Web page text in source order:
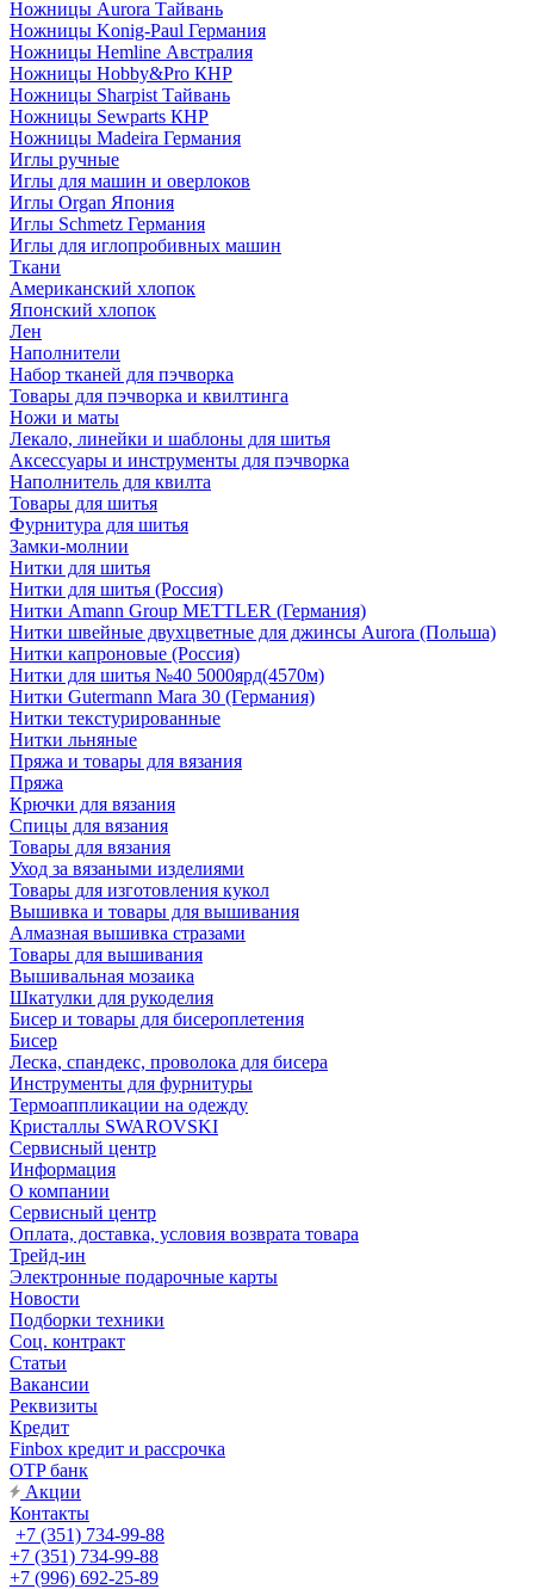
Ножницы Aurora Тайвань
Ножницы Konig-Paul Германия
Ножницы Hemline Австралия
Ножницы Hobby&Pro КНР
Ножницы Sharpist Тайвань
Ножницы Sewparts КНР
Ножницы Madeira Германия
Иглы ручные
Иглы для машин и оверлоков
Иглы Organ Япония
Иглы Schmetz Германия
Иглы для иглопробивных машин
Ткани
Американский хлопок
Японский хлопок
Лен
Наполнители
Набор тканей для пэчворка
Товары для пэчворка и квилтинга
Ножи и маты
Лекало, линейки и шаблоны для шитья
Аксессуары и инструменты для пэчворка
Наполнитель для квилта
Товары для шитья
Фурнитура для шитья
Замки-молнии
Нитки для шитья
Нитки для шитья (Россия)
Нитки Amann Group METTLER (Германия)
Нитки швейные двухцветные для джинсы Aurora (Польша)
Нитки капроновые (Россия)
Нитки для шитья №40 5000ярд(4570м)
Нитки Gutermann Mara 30 (Германия)
Нитки текстурированные
Нитки льняные
Пряжа и товары для вязания
Пряжа
Крючки для вязания
Спицы для вязания
Товары для вязания
Уход за вязаными изделиями
Товары для изготовления кукол
Вышивка и товары для вышивания
Алмазная вышивка стразами
Товары для вышивания
Вышивальная мозаика
Шкатулки для рукоделия
Бисер и товары для бисероплетения
Бисер
Леска, спандекс, проволока для бисера
Инструменты для фурнитуры
Термоаппликации на одежду
Кристаллы SWAROVSKI
Сервисный центр
Информация
О компании
Сервисный центр
Оплата, доставка, условия возврата товара
Трейд-ин
Электронные подарочные карты
Новости
Подборки техники
Соц. контракт
Статьи
Вакансии
Реквизиты
Кредит
Finbox кредит и рассрочка
OTP банк
Акции
Контакты
+7 (351) 734-99-88
+7 (351) 734-99-88
+7 (996) 692-25-89